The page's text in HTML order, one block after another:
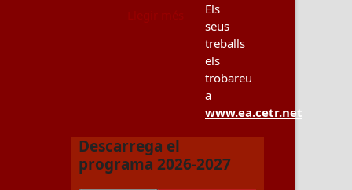
Descarrega el
programa 2026-2027
Els
seus
treballs
els
trobareu
a
www.ea.cetr.net